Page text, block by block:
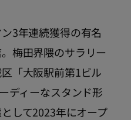
3年連続獲得の有名
梅田界隈のサラリー
「大阪駅前第1ビル
ディーなスタンド形
して2023年にオープ